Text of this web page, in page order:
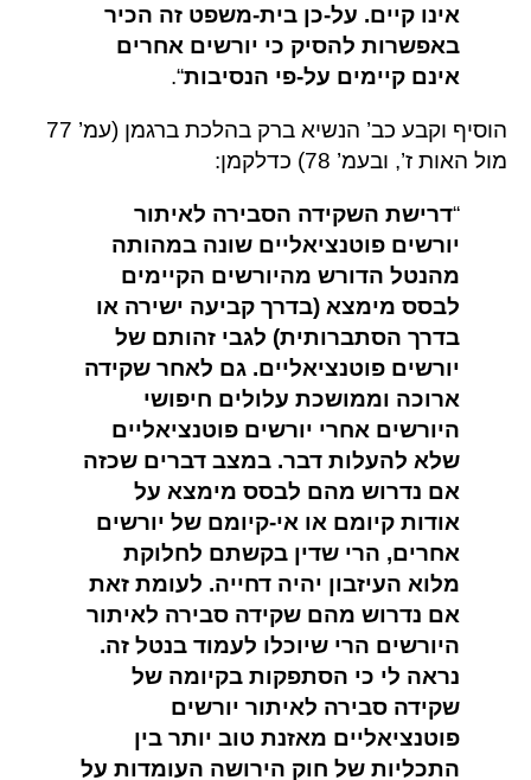
אינו קיים. על-כן בית-משפט זה הכיר
באפשרות להסיק כי יורשים אחרים
אינם קיימים על-פי הנסיבות“.
הוסיף וקבע כב’ הנשיא ברק בהלכת ברגמן (עמ’ 77
מול האות ז’, ובעמ’ 78) כדלקמן:
“דרישת השקידה הסבירה לאיתור
יורשים פוטנציאליים שונה במהותה
מהנטל הדורש מהיורשים הקיימים
לבסס מימצא (בדרך קביעה ישירה או
בדרך הסתברותית) לגבי זהותם של
יורשים פוטנציאליים. גם לאחר שקידה
ארוכה וממושכת עלולים חיפושי
היורשים אחרי יורשים פוטנציאליים
שלא להעלות דבר. במצב דברים שכזה
אם נדרוש מהם לבסס מימצא על
אודות קיומם או אי-קיומם של יורשים
אחרים, הרי שדין בקשתם לחלוקת
מלוא העיזבון יהיה דחייה. לעומת זאת
אם נדרוש מהם שקידה סבירה לאיתור
היורשים הרי שיוכלו לעמוד בנטל זה.
נראה לי כי הסתפקות בקיומה של
שקידה סבירה לאיתור יורשים
פוטנציאליים מאזנת טוב יותר בין
התכליות של חוק הירושה העומדות על